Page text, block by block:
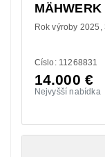
MÄHWERK
Rok výroby 2025
Císlo: 11268831
14.000 €
Nejvyšší nabídka